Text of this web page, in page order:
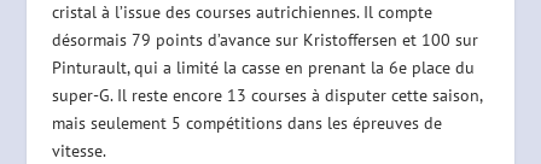
cristal à l’issue des courses autrichiennes. Il compte
désormais 79 points d’avance sur Kristoffersen et 100 sur
Pinturault, qui a limité la casse en prenant la 6e place du
super-G. Il reste encore 13 courses à disputer cette saison,
mais seulement 5 compétitions dans les épreuves de
vitesse.